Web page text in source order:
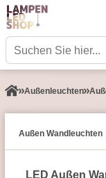
Außen­leuchten
Außen Wandleuchten
LED Außen